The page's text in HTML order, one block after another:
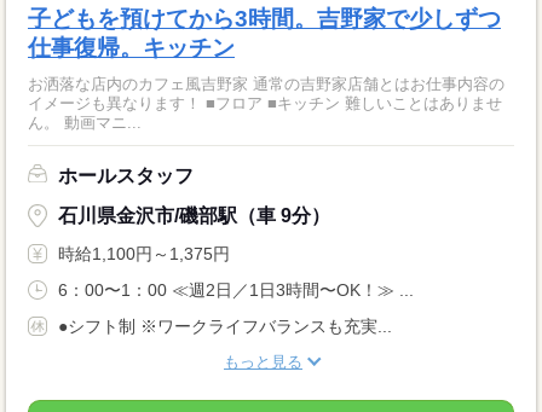
子どもを預けてから3時間。吉野家で少しずつ
仕事復帰。キッチン
お洒落な店内のカフェ風吉野家 通常の吉野家店舗とはお仕事内容の
イメージも異なります！ ■フロア ■キッチン 難しいことはありませ
ん。 動画マニ...
ホールスタッフ
石川県金沢市/磯部駅（車 9分）
時給1,100円～1,375円
6：00〜1：00 ≪週2日／1日3時間〜OK！≫ ...
●シフト制 ※ワークライフバランスも充実...
もっと見る